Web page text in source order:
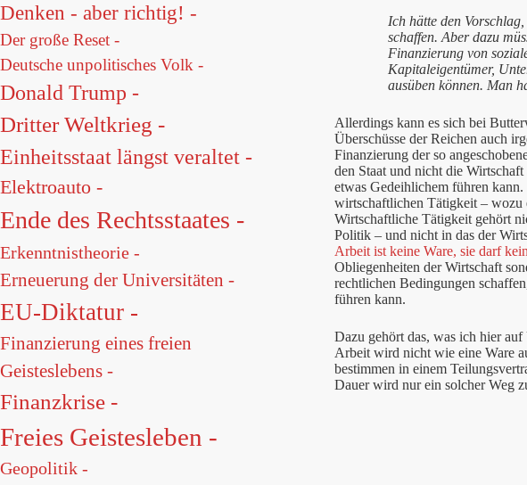
Ich hätte den
schaffen. Aber dazu
Finanzierung von
Kapitaleigentümer,
ausüben können. Man
Allerdings kann es sich bei
Überschüsse der Reichen auch
Finanzierung der so
den Staat und nicht die
etwas Gedeihlichem führen kann.
wirtschaftlichen Tätigkeit – wozu
Wirtschaftliche Tätigkeit gehört
Politik – und nicht in das der
Arbeit ist keine Ware, sie darf
Obliegenheiten der Wirtschaft
rechtlichen Bedingungen
führen kann.
Dazu gehört das, was ich hier
Arbeit wird nicht wie eine Ware
bestimmen in einem
Dauer wird nur ein solcher Weg
Denken - aber richtig! -
Der große Reset -
Deutsche unpolitisches Volk -
Donald Trump -
Dritter Weltkrieg -
Einheitsstaat längst veraltet -
Elektroauto -
Ende des Rechtsstaates -
Erkenntnistheorie -
Erneuerung der Universitäten -
EU-Diktatur -
Finanzierung eines freien
Geisteslebens -
Finanzkrise -
Freies Geistesleben -
Geopolitik -